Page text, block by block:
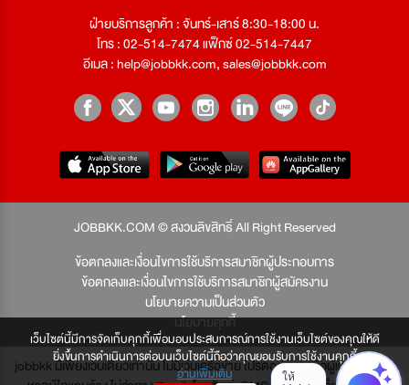
เว็บไซต์นี้มีการจัดเก็บคุกกี้เพื่อมอบประสบการณ์การใช้งานเว็บไซต์ของคุณให้ดี
ยิ่งขึ้นการดำเนินการต่อบนเว็บไซต์นี้ถือว่าคุณยอมรับการใช้งานคุกกี้
อ่านเพิ่มเติม
ฝ่ายบริการลูกค้า : จันทร์-เสาร์ 8:30-18:00 น.
โทร : 02-514-7474 แฟ็กซ์ 02-514-7447
อีเมล :help@jobbkk.com,sales@jobbkk.com
JOBBKK.COM © สงวนลิขสิทธิ์ All Right Reserved
ข้อตกลงและเงื่อนไขการใช้บริการสมาชิกผู้ประกอบการ
ข้อตกลงและเงื่อนไขการใช้บริการสมาชิกผู้สมัครงาน
นโยบายความเป็นส่วนตัว
นโยบายคุกกี้
jobbkk มีเพียงเว็บเดียวเท่านั้น ไม่มีเว็บเครือข่าย โปรดอย่าหลงเชื่อผู้แอบอ้าง และ